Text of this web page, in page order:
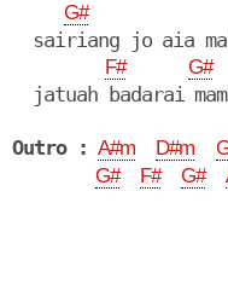
G#
sairiang jo aia
F# G#
jatuah badarai
Outro : A#m D#m
G#
F# G#